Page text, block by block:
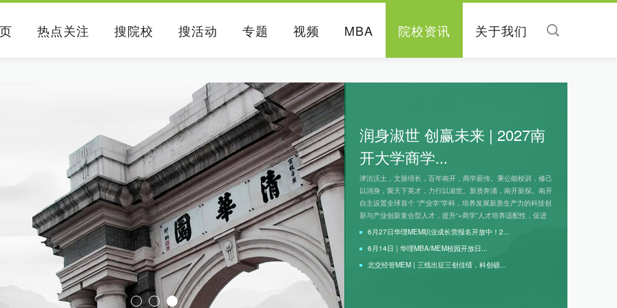
热点关注 搜院校 搜活动 专题 视频 MBA 院校资讯 关于我们
润身淑世 创赢未来 | 2027南
开大学商学...
津沽沃土，文脉绵长，百年南开，商学薪传。秉公能校训，修己
以润身，聚天下英才，力行以淑世。新质奔涌，南开新探。南开
自主设置全球首个 “产业学”学科，培养发展新质生产力的科技创
新与产业创新复合型人才，提升“+商学”人才培养适配性，促进
商科教育改...[详细]
6月27日华理MEM职业成长营报名开放中！2...
6月14日 | 华理MBA/MEM校园开放日...
北交经管MEM | 三线出征三创佳绩，科创硕...